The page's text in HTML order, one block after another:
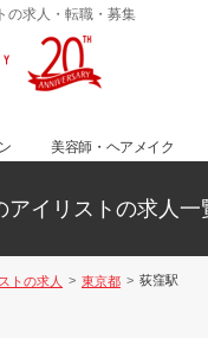
の求人・転職・募集
美容師・ヘアメイク
アイリストの求人一
トの求人 東京都 荻窪駅